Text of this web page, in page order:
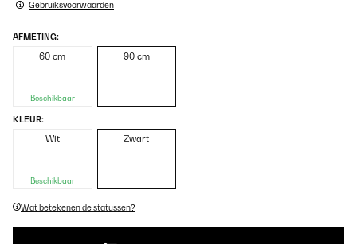
Gebruiksvoorwaarden
AFMETING:
60 cm
Beschikbaar
90 cm
KLEUR:
Wit
Beschikbaar
Zwart
Wat betekenen de statussen?